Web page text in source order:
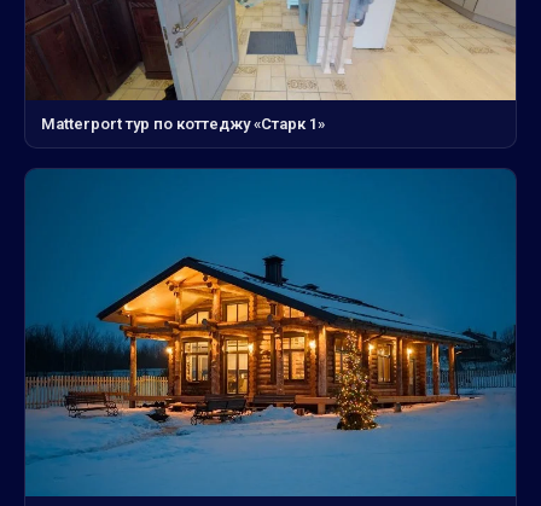
Matterport тур по коттеджу «Старк 1»